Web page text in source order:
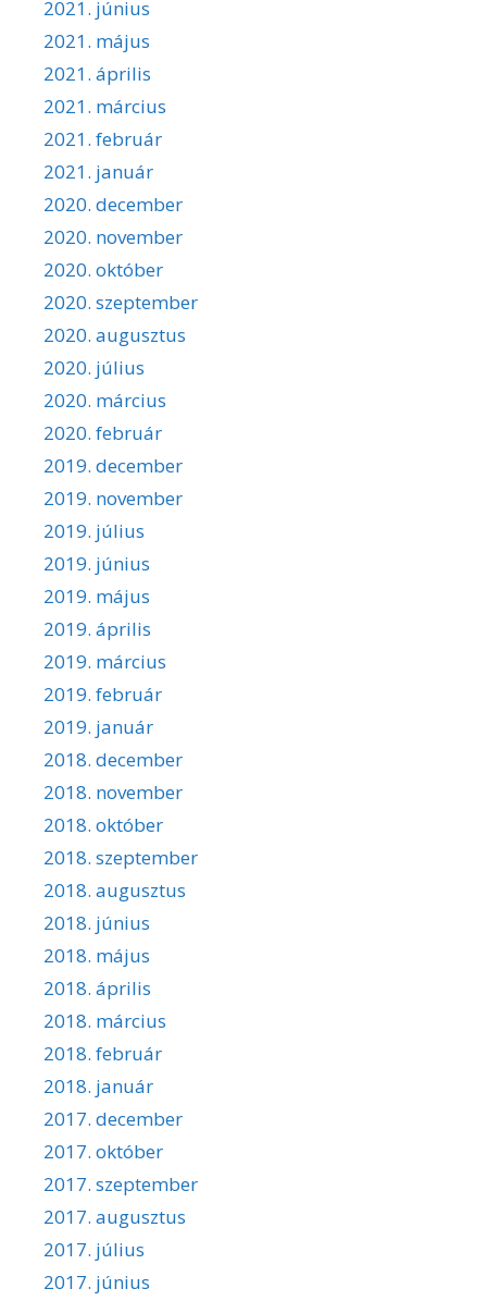
2021. június
2021. május
2021. április
2021. március
2021. február
2021. január
2020. december
2020. november
2020. október
2020. szeptember
2020. augusztus
2020. július
2020. március
2020. február
2019. december
2019. november
2019. július
2019. június
2019. május
2019. április
2019. március
2019. február
2019. január
2018. december
2018. november
2018. október
2018. szeptember
2018. augusztus
2018. június
2018. május
2018. április
2018. március
2018. február
2018. január
2017. december
2017. október
2017. szeptember
2017. augusztus
2017. július
2017. június